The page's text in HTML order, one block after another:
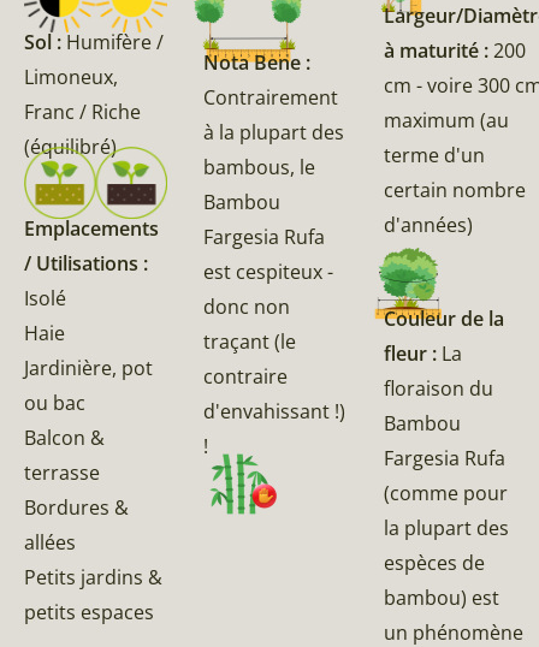
Sol : Humifère /
Limoneux,
Franc / Riche
(équilibré)
Emplacements
/ Utilisations :
Isolé
Haie
Jardinière, pot
ou bac
Balcon &
terrasse
Bordures &
allées
Petits jardins &
petits espaces
Nota Bene :
Contrairement
à la plupart des
bambous, le
Bambou
Fargesia Rufa
est cespiteux -
donc non
traçant (le
contraire
d'envahissant !)
!
Largeur/
à maturité :200
cm - voire 300
maximum (au
terme d'un
certain nombre
d'années)
Couleur de la
fleur : La
floraison du
Bambou
Fargesia Rufa
(comme pour
la plupart des
espèces de
bambou) est
un phénomène